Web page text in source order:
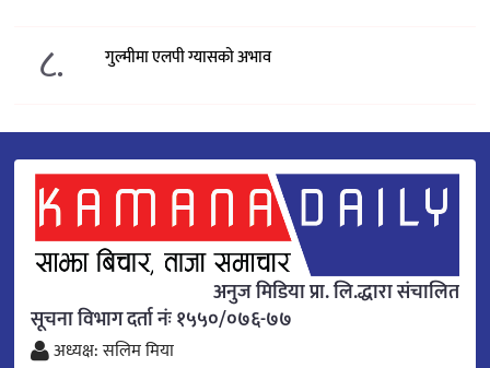
८. गुल्मीमा एलपी ग्यासको अभाव
अनुज मिडिया प्रा. लि.द्धारा संचालित
सूचना विभाग दर्ता नंः १५५०/०७६-७७
अध्यक्ष: सलिम मिया